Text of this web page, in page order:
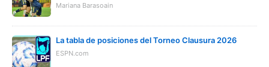
Mariana Barasoain
La tabla de posiciones del Torneo Clausura 2026
ESPN.com